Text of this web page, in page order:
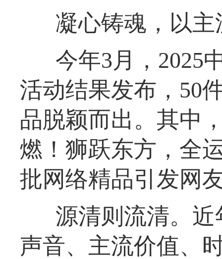
凝心铸魂，以
今年3月，2025
活动结果发布，50
品脱颖而出。其中
燃！狮跃东方，全
批网络精品引发网
源清则流清。
声音、主流价值、